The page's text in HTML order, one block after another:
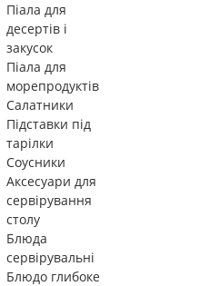
Піала для
десертів і
закусок
Піала для
морепродуктів
Салатники
Підставки під
тарілки
Соусники
Аксесуари для
сервірування
столу
Блюда
сервірувальні
Блюдо глибоке